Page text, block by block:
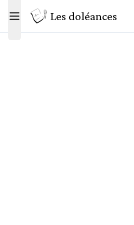
Toggle menuLes doléances